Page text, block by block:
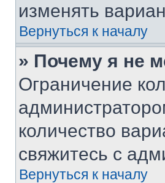
изменять
Вернуться к началу
» Почему я не
Ограничение
количество
свяжитесь с
Вернуться к началу